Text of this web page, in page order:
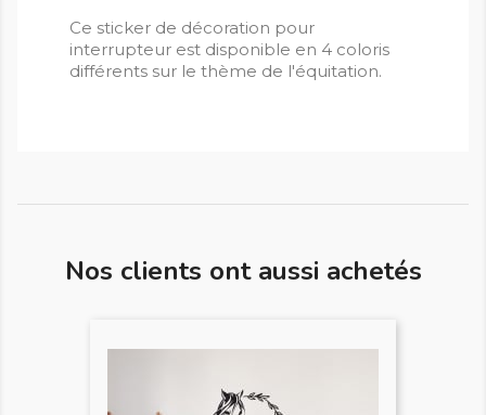
Ce sticker de décoration pour
interrupteur est disponible en 4 coloris
différents sur le thème de l'équitation.
Nos clients ont aussi achetés